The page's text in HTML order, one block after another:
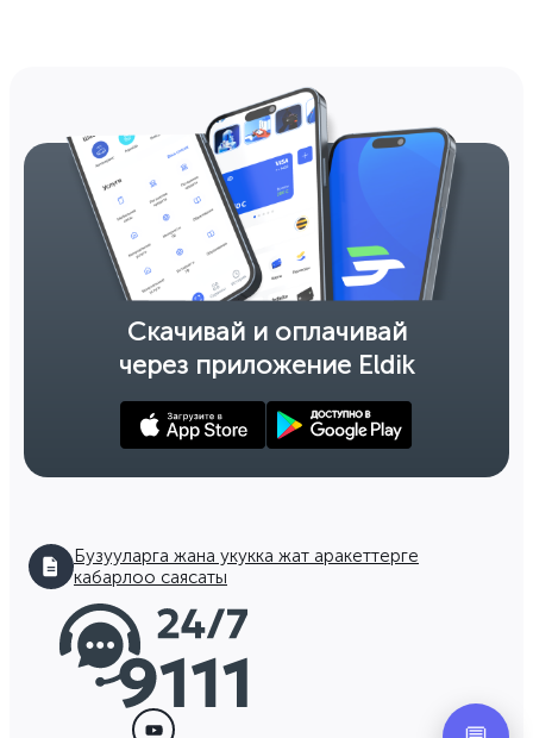
Скачивай и оплачивай
через приложение Eldik
Бузууларга жана укукка жат аракеттерге
кабарлоо саясаты